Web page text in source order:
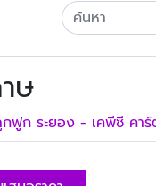
ษ
ฟูก ระยอง - เคพีซี คา